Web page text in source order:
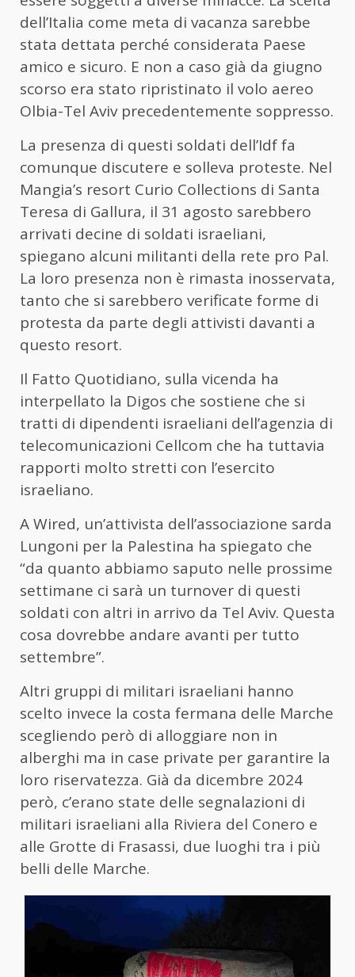
dell’Italia come meta di vacanza sarebbe
stata dettata perché considerata Paese
amico e sicuro. E non a caso già da giugno
scorso era stato ripristinato il volo aereo
Olbia-Tel Aviv precedentemente soppresso.
La presenza di questi soldati dell’Idf fa
comunque discutere e solleva proteste. Nel
Mangia’s resort Curio Collections di Santa
Teresa di Gallura, il 31 agosto sarebbero
arrivati decine di soldati israeliani,
spiegano alcuni militanti della rete pro Pal.
La loro presenza non è rimasta inosservata,
tanto che si sarebbero verificate forme di
protesta da parte degli attivisti davanti a
questo resort.
Il Fatto Quotidiano, sulla vicenda ha
interpellato la Digos che sostiene che si
tratti di dipendenti israeliani dell’agenzia di
telecomunicazioni Cellcom che ha tuttavia
rapporti molto stretti con l’esercito
israeliano.
A Wired, un’attivista dell’associazione sarda
Lungoni per la Palestina ha spiegato che
“da quanto abbiamo saputo nelle prossime
settimane ci sarà un turnover di questi
soldati con altri in arrivo da Tel Aviv. Questa
cosa dovrebbe andare avanti per tutto
settembre”.
Altri gruppi di militari israeliani hanno
scelto invece la costa fermana delle Marche
scegliendo però di alloggiare non in
alberghi ma in case private per garantire la
loro riservatezza. Già da dicembre 2024
però, c’erano state delle segnalazioni di
militari israeliani alla Riviera del Conero e
alle Grotte di Frasassi, due luoghi tra i più
belli delle Marche.